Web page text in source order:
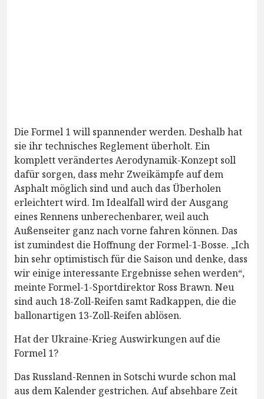
Die Formel 1 will spannender werden. Deshalb hat
sie ihr technisches Reglement überholt. Ein
komplett verändertes Aerodynamik-Konzept soll
dafür sorgen, dass mehr Zweikämpfe auf dem
Asphalt möglich sind und auch das Überholen
erleichtert wird. Im Idealfall wird der Ausgang
eines Rennens unberechenbarer, weil auch
Außenseiter ganz nach vorne fahren können. Das
ist zumindest die Hoffnung der Formel-1-Bosse. „Ich
bin sehr optimistisch für die Saison und denke, dass
wir einige interessante Ergebnisse sehen werden“,
meinte Formel-1-Sportdirektor Ross Brawn. Neu
sind auch 18-Zoll-Reifen samt Radkappen, die die
ballonartigen 13-Zoll-Reifen ablösen.
Hat der Ukraine-Krieg Auswirkungen auf die
Formel 1?
Das Russland-Rennen in Sotschi wurde schon mal
aus dem Kalender gestrichen. Auf absehbare Zeit